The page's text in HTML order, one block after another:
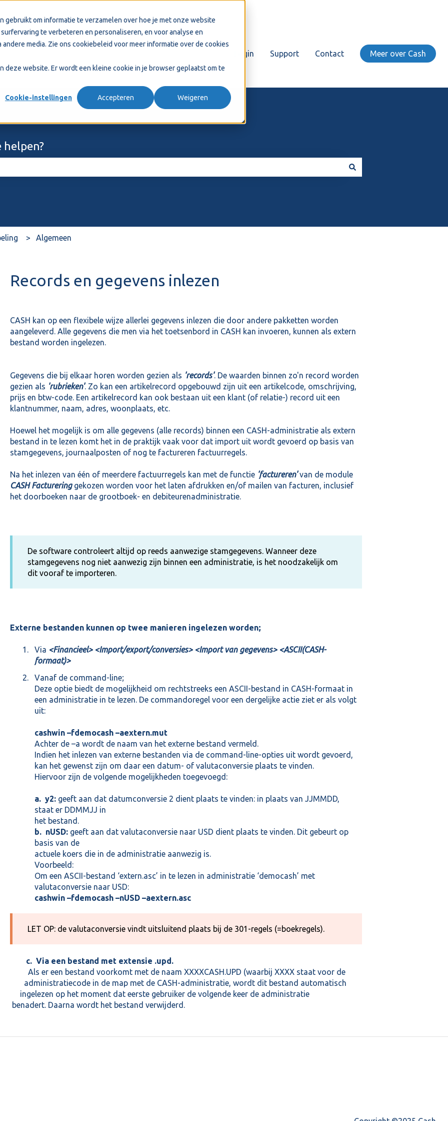
om informatie te verzamelen over hoe je met onze website
te verbeteren en personaliseren, en voor analyse en
media. Zie ons cookiebeleid voor meer informatie over de cookies
website. Er wordt een kleine cookie in je browser geplaatst om te
Cookie-instellingen Accepteren Weigeren
Login Support Contact Meer over Cash
helpen?
Algemeen
Records en gegevens inlezen
CASH kan op een flexibele wijze allerlei gegevens inlezen die door andere pakketten worden
aangeleverd. Alle gegevens die men via het toetsenbord in CASH kan invoeren, kunnen als extern
bestand worden ingelezen.
Gegevens die bij elkaar horen worden gezien als 'records'. De waarden binnen zo'n record worden
gezien als 'rubrieken'. Zo kan een artikelrecord opgebouwd zijn uit een artikelcode, omschrijving,
prijs en btw-code. Een artikelrecord kan ook bestaan uit een klant (of relatie-) record uit een
klantnummer, naam, adres, woonplaats, etc.
Hoewel het mogelijk is om alle gegevens (alle records) binnen een CASH-administratie als extern
bestand in te lezen komt het in de praktijk vaak voor dat import uit wordt gevoerd op basis van
stamgegevens, journaalposten of nog te factureren factuurregels.
Na het inlezen van één of meerdere factuurregels kan met de functie 'factureren'van de module
CASH Factureringgekozen worden voor het laten afdrukken en/of mailen van facturen, inclusief
het doorboeken naar de grootboek- en debiteurenadministratie.
De software controleert altijd op reeds aanwezige stamgegevens. Wanneer deze
stamgegevens nog niet aanwezig zijn binnen een administratie, is het noodzakelijk om
dit vooraf te importeren.
Externe bestanden kunnen op twee manieren ingelezen worden;
Via <Financieel> <Import/export/conversies> <Import van gegevens> <ASCII(CASH-
formaat)>
Vanaf de command-line;
Deze optie biedt de mogelijkheid om rechtstreeks een ASCII-bestand in CASH-formaat in
een administratie in te lezen. De commandoregel voor een dergelijke actie ziet er als volgt
uit:
cashwin –fdemocash –aextern.mut
Achter de –a wordt de naam van het externe bestand vermeld.
Indien het inlezen van externe bestanden via de command-line-opties uit wordt gevoerd,
kan het gewenst zijn om daar een datum- of valutaconversie plaats te vinden.
Hiervoor zijn de volgende mogelijkheden toegevoegd:
a. y2:geeft aan dat datumconversie 2 dient plaats te vinden: in plaats van JJMMDD,
staat er DDMMJJ in
het bestand.
b. nUSD:geeft aan dat valutaconversie naar USD dient plaats te vinden. Dit gebeurt op
basis van de
actuele koers die in de administratie aanwezig is.
Voorbeeld:
Om een ASCII-bestand ‘extern.asc’ in te lezen in administratie ‘democash’ met
valutaconversie naar USD:
cashwin –fdemocash –nUSD –aextern.asc
LET OP: de valutaconversie vindt uitsluitend plaats bij de 301-regels (=boekregels).
c. Via een bestand met extensie .upd.
Als er een bestand voorkomt met de naam XXXXCASH.UPD (waarbij XXXX staat voor de
administratiecode in de map met de CASH-administratie, wordt dit bestand automatisch
ingelezen op het moment dat eerste gebruiker de volgende keer de administratie
benadert. Daarna wordt het bestand verwijderd.